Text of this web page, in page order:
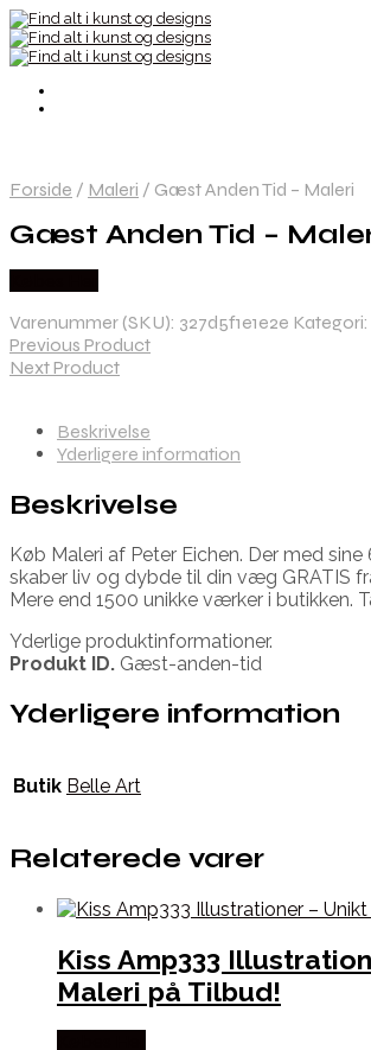
Forside / Maleri / Gæst Anden Tid – Maleri
Gæst Anden Tid –
Varenummer (SKU): 327d5f1e1e2e Kategori:
Previous Product
Next Product
Beskrivelse
Yderligere information
Beskrivelse
Køb Maleri af Peter Eichen. Der med sine
skaber liv og dybde til din væg GRATIS
Mere end 1500 unikke værker i butikken.
Yderlige produktinformationer.
Produkt ID. Gæst-anden-tid
Yderligere information
Butik Belle Art
Relaterede varer
Kiss Amp333
Maleri på Tilbud!